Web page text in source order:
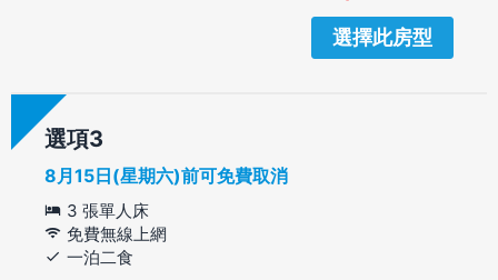
選擇此房型
選項
8月15日(星期六)前可免費取消
3 張單人床
免費無線上網
一泊二食